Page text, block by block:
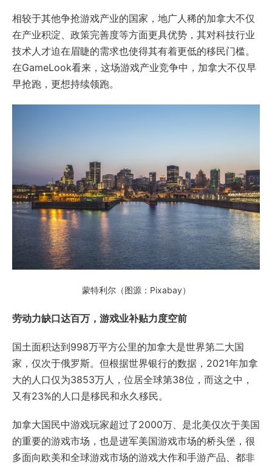
相较于其他争抢游戏产业的国家，地广人稀的加拿大不仅
在产业积淀、政策完善度等方面更具优势，其对科技行业
技术人才迫在眉睫的需求也使得其有着更低的移民门槛。
在GameLook看来，这场游戏产业竞争中，加拿大不仅早
早抢跑，更想持续领跑。
蒙特利尔（图源：Pixabay）
劳动力缺口达百万，游戏业补贴力度空前
国土面积达到998万平方公里的加拿大是世界第二大国
家，仅次于俄罗斯。但根据世界银行的数据，2021年加拿
大的人口仅为3853万人，位居全球第38位，而这之中，
又有23%的人口是移民和永久移民。
加拿大国民中游戏玩家超过了2000万、是北美仅次于美国
的重要的游戏市场，也是进军美国游戏市场的桥头堡，很
多面向欧美和全球游戏市场的游戏大作和手游产品、都非